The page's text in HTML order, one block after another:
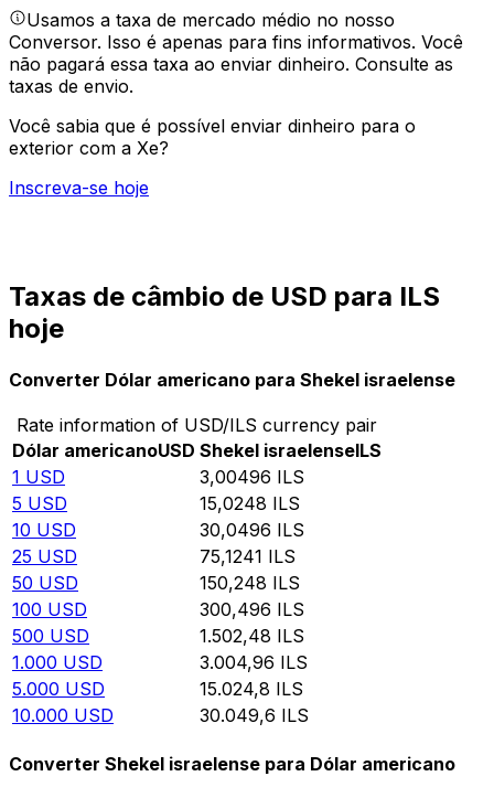
Usamos a taxa de mercado médio no nosso
Conversor. Isso é apenas para fins informativos. Você
não pagará essa taxa ao enviar dinheiro. Consulte as
taxas de envio.
Você sabia que é possível enviar dinheiro para o
exterior com a Xe?
Inscreva-se hoje
Taxas de câmbio de USD para ILS
hoje
Converter Dólar americano para Shekel israelense
Rate information of USD/ILS currency pair
Dólar americanoUSD Shekel israelenseILS
1 USD 3,00496 ILS
5 USD 15,0248 ILS
10 USD 30,0496 ILS
25 USD 75,1241 ILS
50 USD 150,248 ILS
100 USD 300,496 ILS
500 USD 1.502,48 ILS
1.000 USD 3.004,96 ILS
5.000 USD 15.024,8 ILS
10.000 USD 30.049,6 ILS
Converter Shekel israelense para Dólar americano